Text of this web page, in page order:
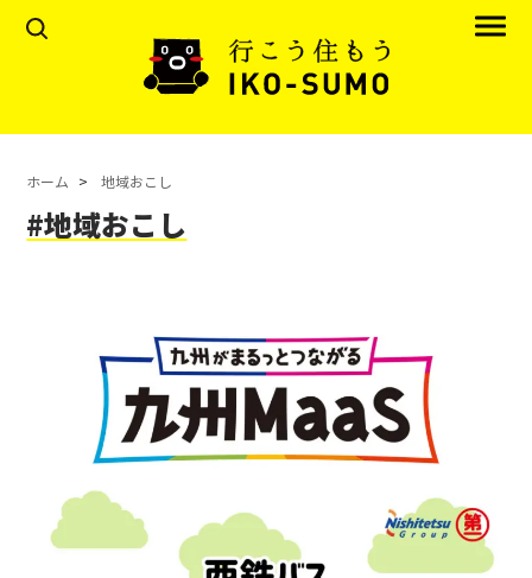
ホーム 地域おこし
#地域おこし